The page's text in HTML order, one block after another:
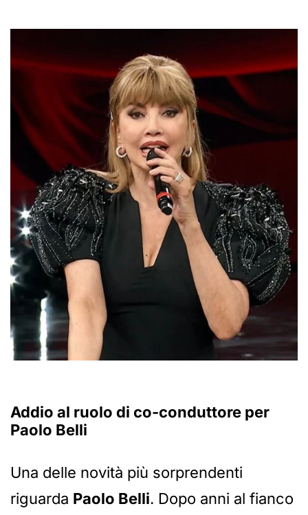
Addio al ruolo di co-conduttore per
Paolo Belli
Una delle novità più sorprendenti
riguarda Paolo Belli. Dopo anni al fianco